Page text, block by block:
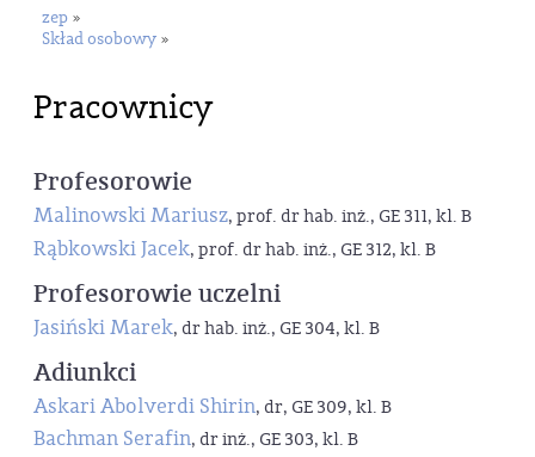
zep »
Skład osobowy »
Pracownicy
Profesorowie
Malinowski Mariusz, prof. dr hab. inż., GE 311, kl. B
Rąbkowski Jacek, prof. dr hab. inż., GE 312, kl. B
Profesorowie uczelni
Jasiński Marek, dr hab. inż., GE 304, kl. B
Adiunkci
Askari Abolverdi Shirin, dr, GE 309, kl. B
Bachman Serafin, dr inż., GE 303, kl. B